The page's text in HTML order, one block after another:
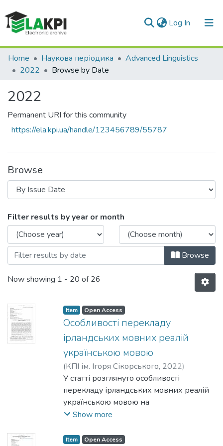
Log In (current)
Communities & Collections
All of DSpace
Home Наукова періодика
Advanced Linguistics
2022
Browse by Date
2022
Permanent URI for this community
https://ela.kpi.ua/handle/123456789/55787
Browse
Browsing 2022 by Issue Date
Filter results by year or month
Browse
Now showing 1 - 20 of 26
Item Open Access
Особливості перекладу
ірландських мовних реалій
українською мовою
(КПІ ім. Ігоря Сікорського, 2022)
Шепелєва, Олена;Демиденко, Ольга
Мазепа, Катерина
У статті розглянуто особливості
перекладу ірландських мовних реалій
українською мовою на
основі аналізу англомовної художньої
напрямків мовознавства, що
Show more
Item Open Access